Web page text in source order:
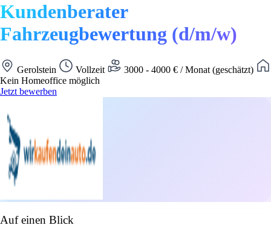
Kundenberater
Fahrzeugbewertung (d/m/w)
Gerolstein Vollzeit
3000 - 4000 € / Monat (geschätzt)
Kein Homeoffice möglich
Jetzt bewerben
Auf einen Blick